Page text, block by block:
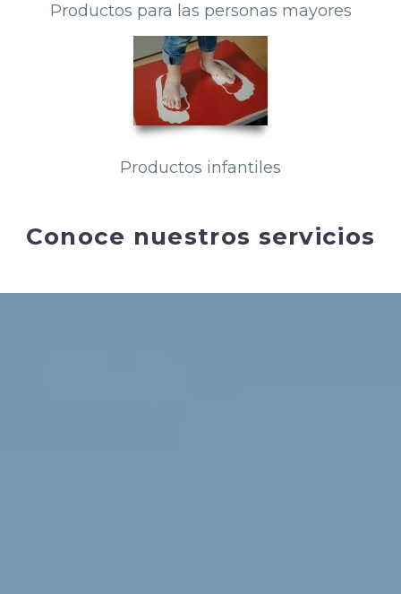
Productos para las personas mayores
Productos infantiles
Conoce nuestros servicios